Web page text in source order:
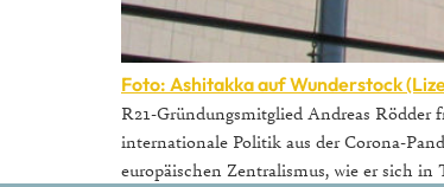
Foto: Ashitakka auf Wunderstock
R21-Gründungsmitglied Andreas
internationale Politik aus der Corona-
europäischen Zentralismus, wie er sich in